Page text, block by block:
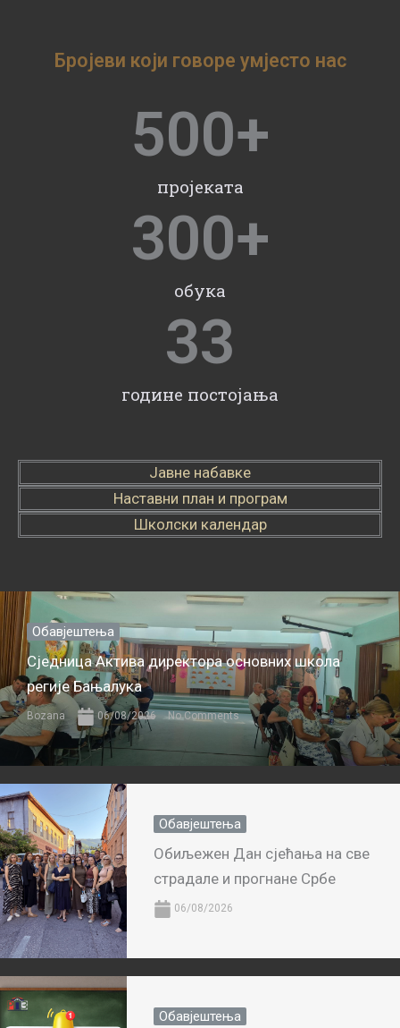
Бројеви који говоре умјесто нас
пројеката
500+
обука
300+
године постојања
33
Јавне набавке
Наставни план и програм
Школски календар
Обавјештења
Сједница Актива директора основних школа
регије Бањалука
Bozana 06/08/2026 No Comments
Обавјештења
Обиљежен Дан сјећања на све
страдале и прогнане Србе
06/08/2026
Обавјештења